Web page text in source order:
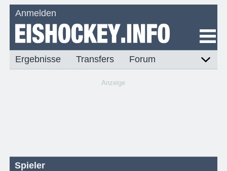
Anmelden
Ergebnisse Transfers Forum
Anzeige
Spieler